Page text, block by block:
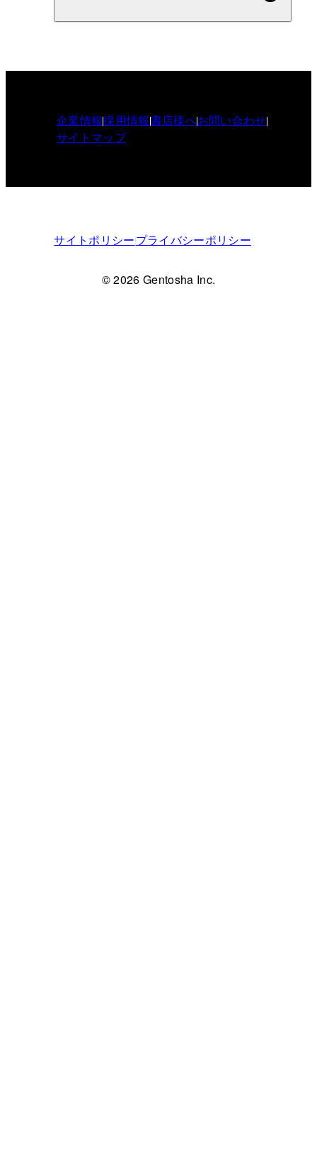
企業情報採用情報書店様へお問い合わせ
サイトマップ
サイトポリシープライバシーポリシー
© 2026 Gentosha Inc.